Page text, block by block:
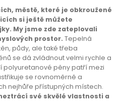
městě, které je obkroužené
si ještě můžete
My jsme zde zateplovali
prostor. Tepelná
půdy, ale také třeba
se dá zvládnout velmi rychle a
polyuretanové pěny patří mezi
se rovnoměrně a
nejhůře přístupných místech.
své skvělé vlastnosti a